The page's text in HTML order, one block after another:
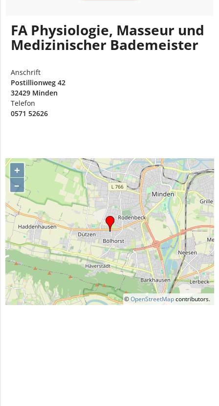
FA Physiologie, Masseur und
Medizinischer Bademeister
Anschrift
Postillionweg 42
32429 Minden
Telefon
0571 52626
+
–
©OpenStreetMapcontributors.